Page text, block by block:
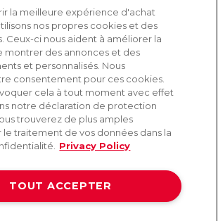
gratuite
la meilleure expérience d'achat
nos propres cookies et des
Ceux-ci nous aident à améliorer la
montrer des annonces et des
et personnalisés. Nous
consentement pour ces cookies.
cela à tout moment avec effet
notre déclaration de protection
trouverez de plus amples
le traitement de vos données dans la
Privacy Policy
TOUT ACCEPTER